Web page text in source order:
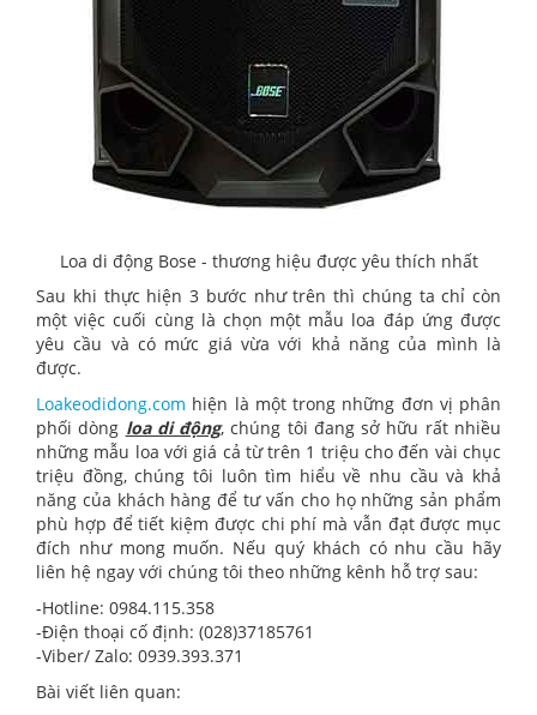
Loa di động Bose - thương hiệu được yêu thích nhất
Sau khi thực hiện 3 bước như trên thì chúng ta chỉ còn
một việc cuối cùng là chọn một mẫu loa đáp ứng được
yêu cầu và có mức giá vừa với khả năng của mình là
được.
Loakeodidong.com hiện là một trong những đơn vị phân
phối dòng loa di động, chúng tôi đang sở hữu rất nhiều
những mẫu loa với giá cả từ trên 1 triệu cho đến vài chục
triệu đồng, chúng tôi luôn tìm hiểu về nhu cầu và khả
năng của khách hàng để tư vấn cho họ những sản phẩm
phù hợp để tiết kiệm được chi phí mà vẫn đạt được mục
đích như mong muốn. Nếu quý khách có nhu cầu hãy
liên hệ ngay với chúng tôi theo những kênh hỗ trợ sau:
-Hotline: 0984.115.358
-Điện thoại cố định: (028)37185761
-Viber/ Zalo: 0939.393.371
Bài viết liên quan: